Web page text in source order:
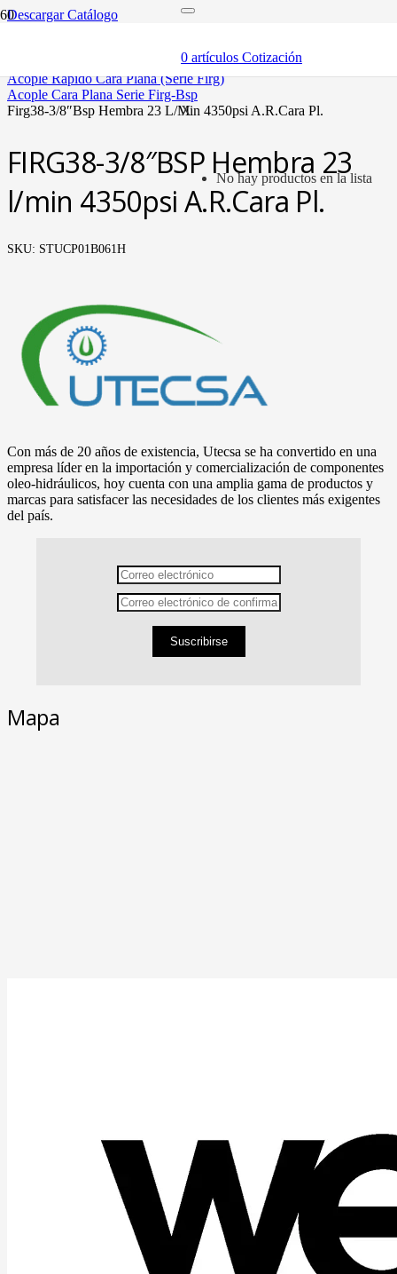
0 artículos Cotización
X
No hay productos en la lista
Descargar Catálogo
acople rápido cara plana (serie firg)
acople cara plana serie firg-bsp
firg38-3/8″bsp hembra 23 l/min 4350psi a.r.cara pl.
FIRG38-3/8″BSP Hembra 23
l/min 4350psi A.R.Cara Pl.
SKU: STUCP01B061H
Con más de 20 años de existencia, Utecsa se ha convertido en una
empresa líder en la importación y comercialización de componentes
oleo-hidráulicos, hoy cuenta con una amplia gama de productos y
marcas para satisfacer las necesidades de los clientes más exigentes
del país.
Suscribirse
Mapa